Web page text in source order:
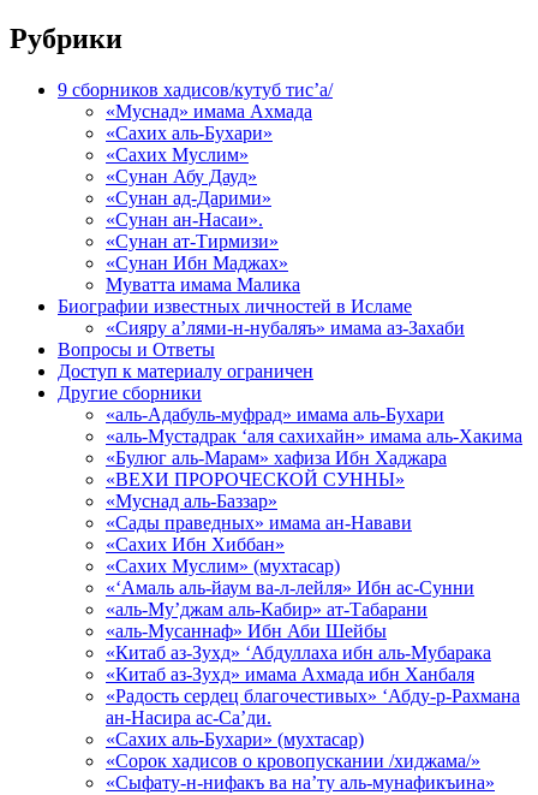
Рубрики
9 сборников хадисов/кутуб тис’а/
«Муснад» имама Ахмада
«Сахих аль-Бухари»
«Сахих Муслим»
«Сунан Абу Дауд»
«Сунан ад-Дарими»
«Сунан ан-Насаи».
«Сунан ат-Тирмизи»
«Сунан Ибн Маджах»
Муватта имама Малика
Биографии известных личностей в Исламе
«Сияру а’лями-н-нубаляъ» имама аз-Захаби
Вопросы и Ответы
Доступ к материалу ограничен
Другие сборники
«аль-Адабуль-муфрад» имама аль-Бухари
«аль-Мустадрак ‘аля сахихайн» имама аль-Хакима
«Булюг аль-Марам» хафиза Ибн Хаджара
«ВЕХИ ПРОРОЧЕСКОЙ СУННЫ»
«Муснад аль-Баззар»
«Сады праведных» имама ан-Навави
«Сахих Ибн Хиббан»
«Сахих Муслим» (мухтасар)
«‘Амаль аль-йаум ва-л-лейля» Ибн ас-Сунни
«аль-Му’джам аль-Кабир» ат-Табарани
«аль-Мусаннаф» Ибн Аби Шейбы
«Китаб аз-Зухд» ‘Абдуллаха ибн аль-Мубарака
«Китаб аз-Зухд» имама Ахмада ибн Ханбаля
«Радость сердец благочестивых» ‘Абду-р-Рахмана
ан-Насира ас-Са’ди.
«Сахих аль-Бухари» (мухтасар)
«Сорок хадисов о кровопускании /хиджама/»
«Сыфату-н-нифакъ ва на’ту аль-мунафикъина»